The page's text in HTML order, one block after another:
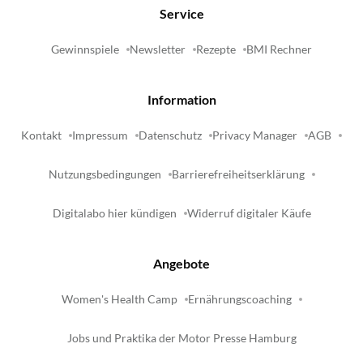
Service
Gewinnspiele Newsletter Rezepte BMI Rechner
Information
Kontakt Impressum Datenschutz Privacy Manager AGB
Nutzungsbedingungen Barrierefreiheitserklärung
Digitalabo hier kündigen Widerruf digitaler Käufe
Angebote
Women's Health Camp Ernährungscoaching
Jobs und Praktika der Motor Presse Hamburg